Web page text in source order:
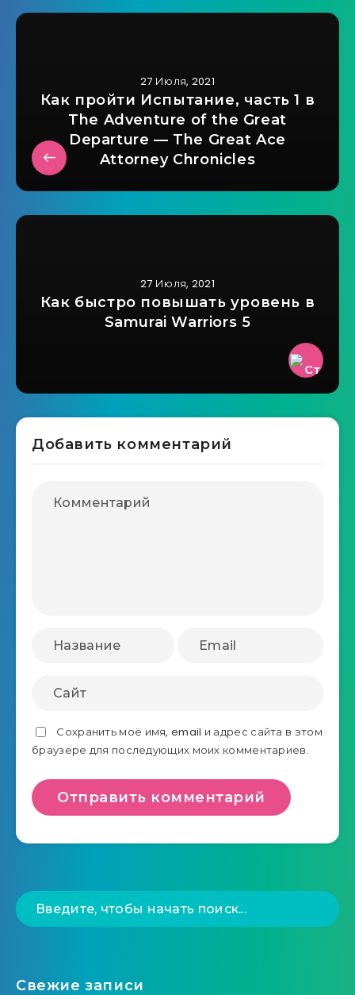
27 Июля, 2021
Как пройти Испытание, часть 1 в
The Adventure of the Great
Departure — The Great Ace
Attorney Chronicles
27 Июля, 2021
Как быстро повышать уровень в
Samurai Warriors 5
Добавить комментарий
Сохранить моё имя, email и адрес сайта в этом
браузере для последующих моих комментариев.
Свежие записи